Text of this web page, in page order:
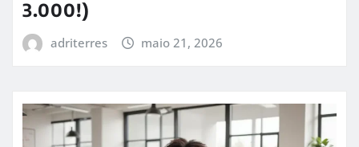
3.000!)
adriterres maio 21, 2026